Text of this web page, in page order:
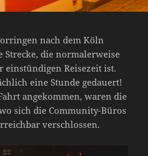
nach dem Köln
Strecke, die normalerweise
Reisezeit ist.
eine Stunde gedauert!
angekommen, waren die
sich die Community-Büros
verschlossen.